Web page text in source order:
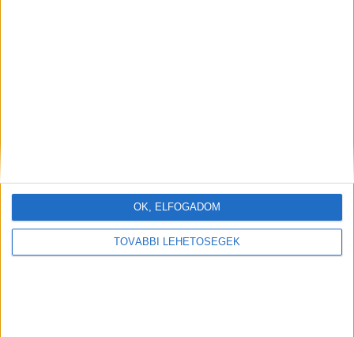
TOVÁBBI LEHETŐSÉGEK
OK, ELFOGADOM